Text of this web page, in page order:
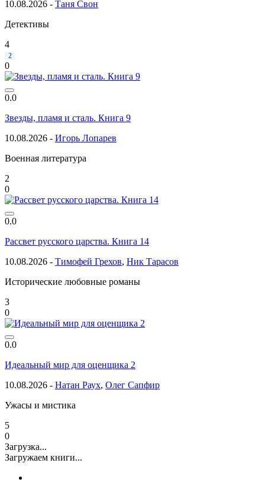
10.08.2026 - Таня Свон
Детективы
4
2
0
0.0
Звезды, пламя и сталь. Книга 9
10.08.2026 - Игорь Лопарев
Военная литература
2
0
0.0
Рассвет русского царства. Книга 14
10.08.2026 - Тимофей Грехов, Ник Тарасов
Исторические любовные романы
3
0
0.0
Идеальный мир для оценщика 2
10.08.2026 - Натан Раух, Олег Сапфир
Ужасы и мистика
5
0
Загрузка...
Загружаем книги...